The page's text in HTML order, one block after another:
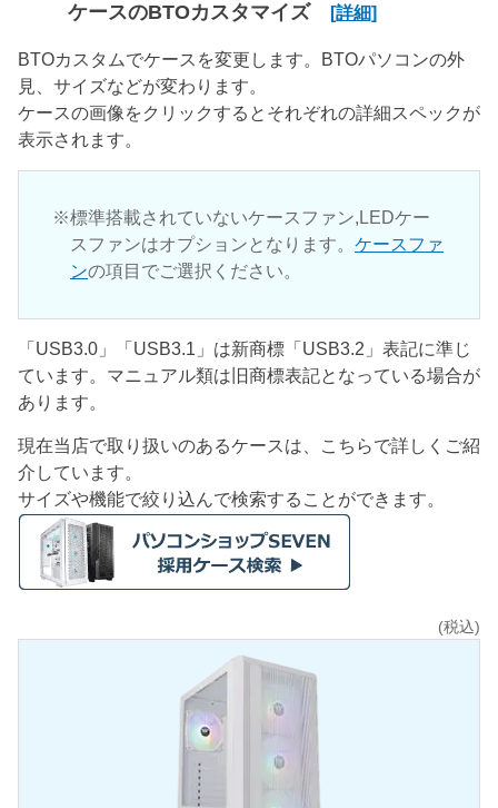
ケースのBTOカスタマイズ [詳細]
BTOカスタムでケースを変更します。BTOパソコンの外
見、サイズなどが変わります。
ケースの画像をクリックするとそれぞれの詳細スペックが
表示されます。
標準搭載されていないケースファン,LEDケー
スファンはオプションとなります。 ケースファ
ンの項目でご選択ください。
「USB3.0」「USB3.1」は新商標「USB3.2」表記に準じ
ています。マニュアル類は旧商標表記となっている場合が
あります。
現在当店で取り扱いのあるケースは、こちらで詳しくご紹
介しています。
サイズや機能で絞り込んで検索することができます。
(税込)